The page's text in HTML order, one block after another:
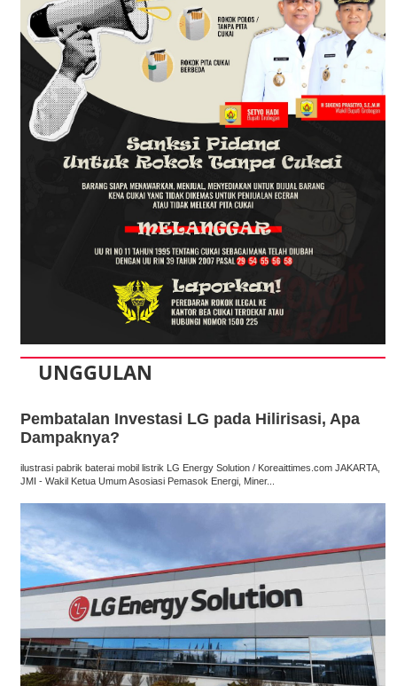
UNGGULAN
Pembatalan Investasi LG pada Hilirisasi, Apa
Dampaknya?
ilustrasi pabrik baterai mobil listrik LG Energy Solution / Koreaittimes.com JAKARTA,
JMI - Wakil Ketua Umum Asosiasi Pemasok Energi, Miner...